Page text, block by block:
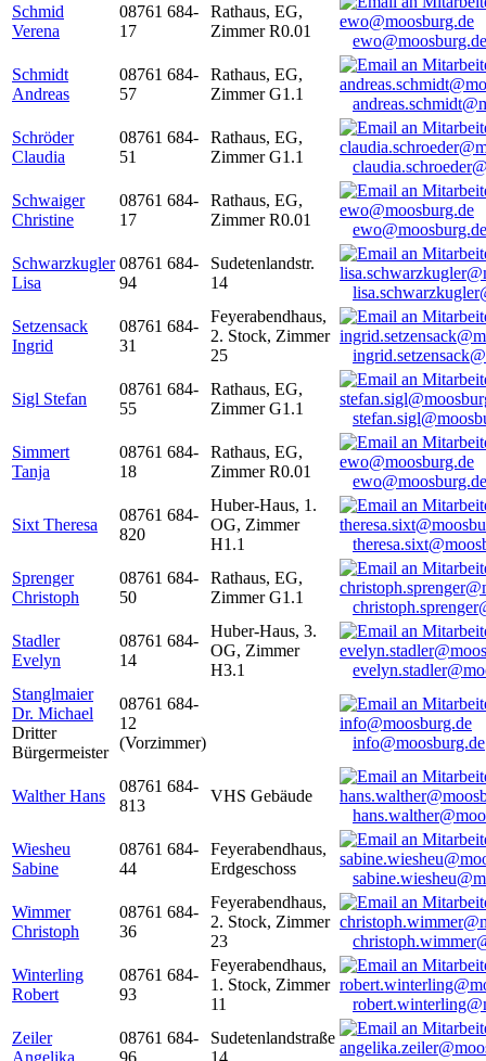
Schmid
Verena
08761 684-
17
Rathaus, EG,
Zimmer R0.01
ewo@moosburg.de
Schmidt
Andreas
08761 684-
57
Rathaus, EG,
Zimmer G1.1
Schröder
Claudia
08761 684-
51
Rathaus, EG,
Zimmer G1.1
Schwaiger
Christine
08761 684-
17
Rathaus, EG,
Zimmer R0.01
ewo@moosburg.de
Schwarzkugler
Lisa
08761 684-
94
Sudetenlandstr.
14
Setzensack
Ingrid
08761 684-
31
Feyerabendhaus,
2. Stock, Zimmer
25
Sigl Stefan
08761 684-
55
Rathaus, EG,
Zimmer G1.1
Simmert
Tanja
08761 684-
18
Rathaus, EG,
Zimmer R0.01
ewo@moosburg.de
Sixt Theresa
08761 684-
820
Huber-Haus, 1.
OG, Zimmer
H1.1
Sprenger
Christoph
08761 684-
50
Rathaus, EG,
Zimmer G1.1
Stadler
Evelyn
08761 684-
14
Huber-Haus, 3.
OG, Zimmer
H3.1
Stanglmaier
Dr. Michael
Dritter
Bürgermeister
08761 684-
12
(Vorzimmer)
info@moosburg.de
Walther Hans
08761 684-
813
VHS Gebäude
Wiesheu
Sabine
08761 684-
44
Feyerabendhaus,
Erdgeschoss
Wimmer
Christoph
08761 684-
36
Feyerabendhaus,
2. Stock, Zimmer
23
Winterling
Robert
08761 684-
93
Feyerabendhaus,
1. Stock, Zimmer
11
Zeiler
Angelika
08761 684-
96
Sudetenlandstraße
14